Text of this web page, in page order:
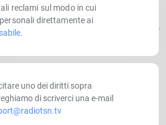
email
reclami sul modo in cui
direttamente ai
.
uno dei diritti sopra
di scriverci una e-mail